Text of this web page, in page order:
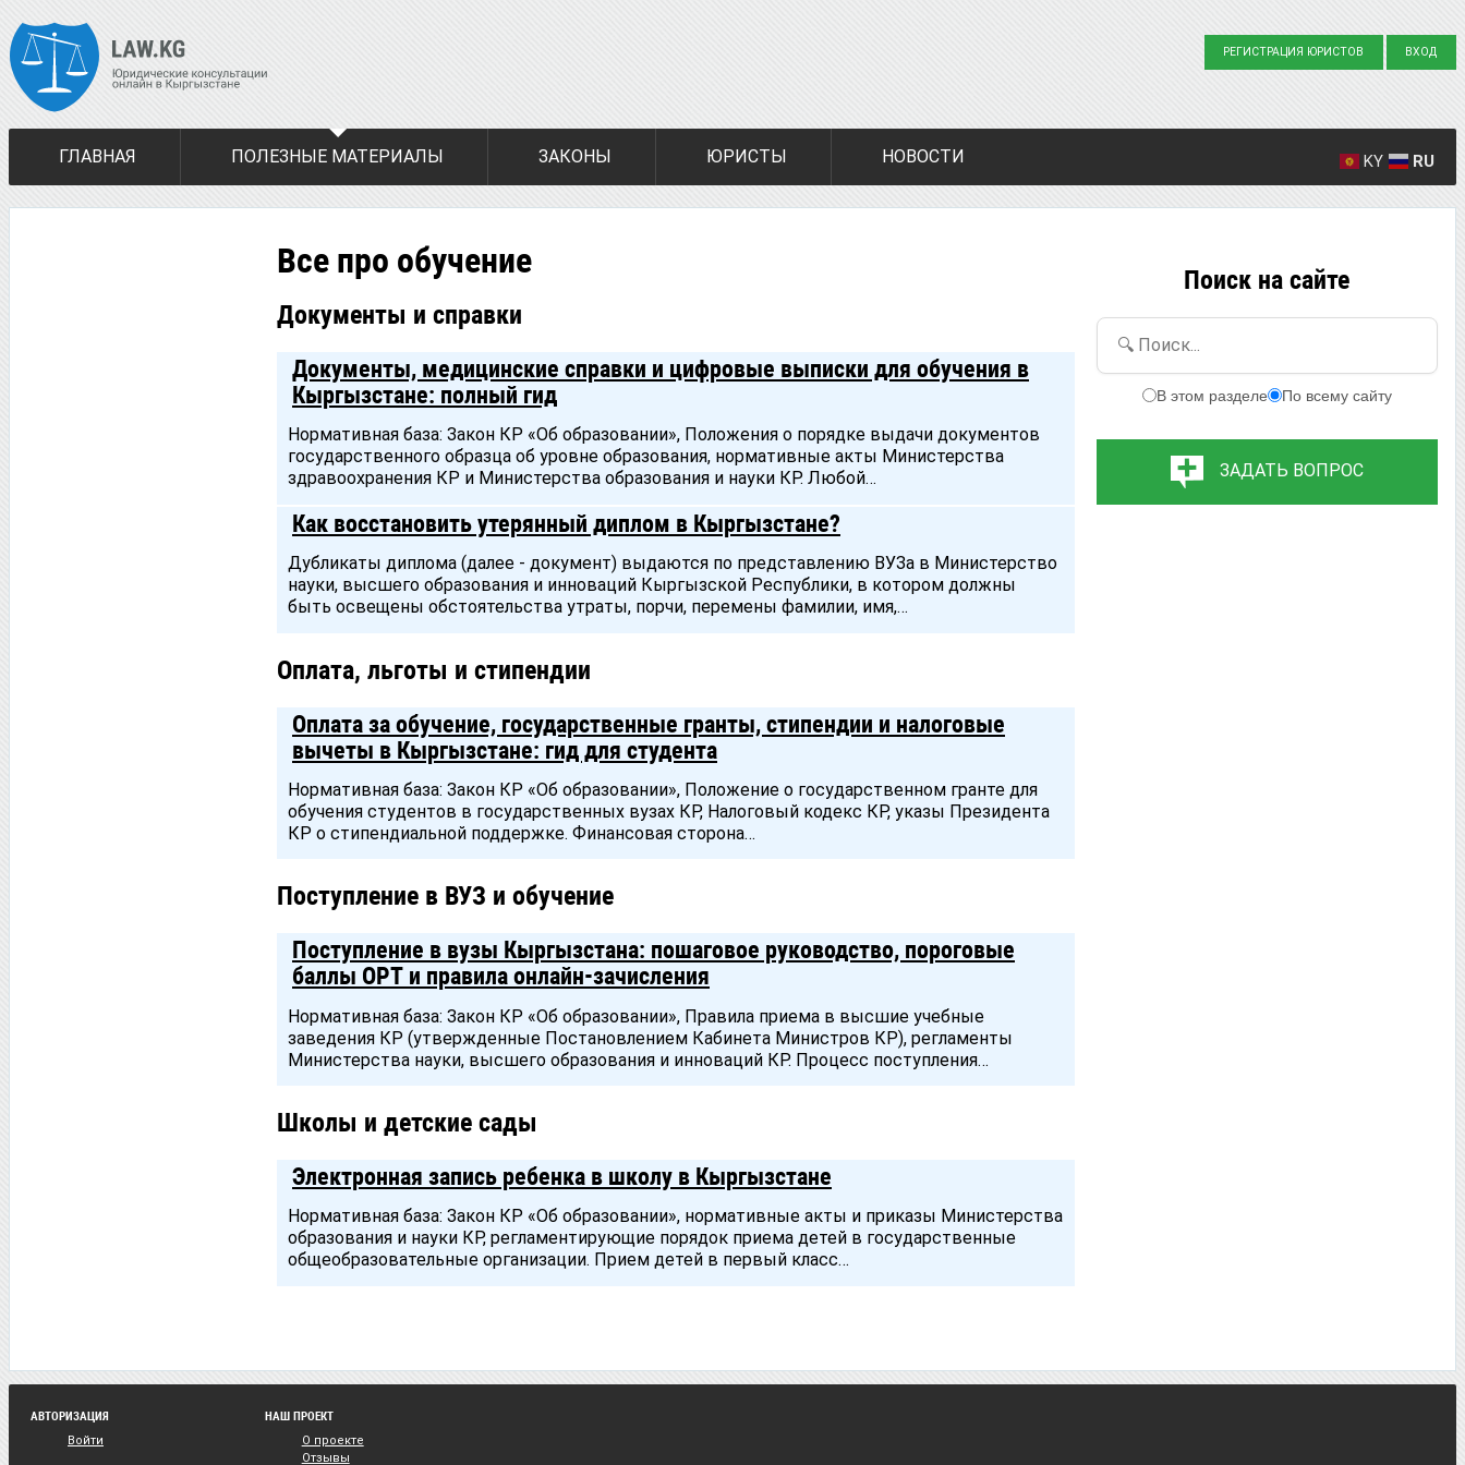
РЕГИСТРАЦИЯ ЮРИСТОВ ВХОД
ГЛАВНАЯ ПОЛЕЗНЫЕ МАТЕРИАЛЫ ЗАКОНЫ ЮРИСТЫ НОВОСТИ KY RU
Все про обучение
Документы и справки
Документы, медицинские справки и цифровые выписки для обучения в
Кыргызстане: полный гид
Нормативная база: Закон КР «Об образовании», Положения о порядке выдачи документов
государственного образца об уровне образования, нормативные акты Министерства
здравоохранения КР и Министерства образования и науки КР. Любой…
Как восстановить утерянный диплом в Кыргызстане?
Дубликаты диплома (далее - документ) выдаются по представлению ВУЗа в Министерство
науки, высшего образования и инноваций Кыргызской Республики, в котором должны
быть освещены обстоятельства утраты, порчи, перемены фамилии, имя,…
Оплата, льготы и стипендии
Оплата за обучение, государственные гранты, стипендии и налоговые
вычеты в Кыргызстане: гид для студента
Нормативная база: Закон КР «Об образовании», Положение о государственном гранте для
обучения студентов в государственных вузах КР, Налоговый кодекс КР, указы Президента
КР о стипендиальной поддержке. Финансовая сторона…
Поступление в ВУЗ и обучение
Поступление в вузы Кыргызстана: пошаговое руководство, пороговые
баллы ОРТ и правила онлайн-зачисления
Нормативная база: Закон КР «Об образовании», Правила приема в высшие учебные
заведения КР (утвержденные Постановлением Кабинета Министров КР), регламенты
Министерства науки, высшего образования и инноваций КР. Процесс поступления…
Школы и детские сады
Электронная запись ребенка в школу в Кыргызстане
Нормативная база: Закон КР «Об образовании», нормативные акты и приказы Министерства
образования и науки КР, регламентирующие порядок приема детей в государственные
общеобразовательные организации. Прием детей в первый класс…
Поиск на сайте
🔍 Поиск...
В этом разделе По всему сайту
ЗАДАТЬ ВОПРОС
АВТОРИЗАЦИЯ
Войти
НАШ ПРОЕКТ
О проекте
Отзывы